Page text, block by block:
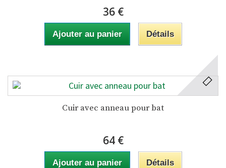
36 €
Ajouter au panier Détails
Cuir avec anneau pour bat
64 €
Ajouter au panier Détails